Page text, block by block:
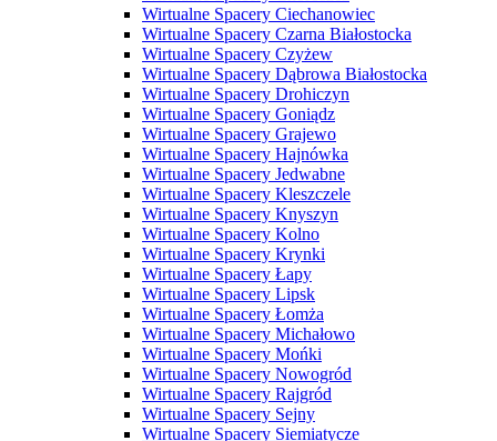
Wirtualne Spacery Ciechanowiec
Wirtualne Spacery Czarna Białostocka
Wirtualne Spacery Czyżew
Wirtualne Spacery Dąbrowa Białostocka
Wirtualne Spacery Drohiczyn
Wirtualne Spacery Goniądz
Wirtualne Spacery Grajewo
Wirtualne Spacery Hajnówka
Wirtualne Spacery Jedwabne
Wirtualne Spacery Kleszczele
Wirtualne Spacery Knyszyn
Wirtualne Spacery Kolno
Wirtualne Spacery Krynki
Wirtualne Spacery Łapy
Wirtualne Spacery Lipsk
Wirtualne Spacery Łomża
Wirtualne Spacery Michałowo
Wirtualne Spacery Mońki
Wirtualne Spacery Nowogród
Wirtualne Spacery Rajgród
Wirtualne Spacery Sejny
Wirtualne Spacery Siemiatycze